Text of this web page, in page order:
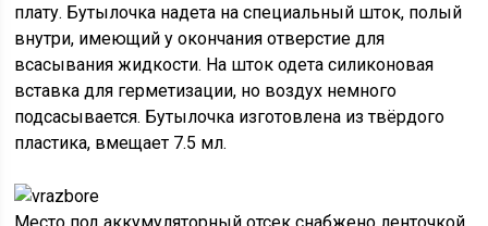
плату. Бутылочка надета на специальный шток, полый
внутри, имеющий у окончания отверстие для
всасывания жидкости. На шток одета силиконовая
вставка для герметизации, но воздух немного
подсасывается. Бутылочка изготовлена из твёрдого
пластика, вмещает 7.5 мл.
Место под аккумуляторный отсек снабжено ленточкой